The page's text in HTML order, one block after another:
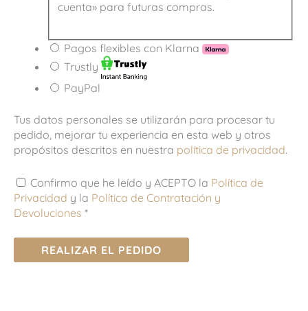
cuenta» para futuras compras.
Pagos flexibles con Klarna
Trustly
PayPal
Tus datos personales se utilizarán para procesar tu
pedido, mejorar tu experiencia en esta web y otros
propósitos descritos en nuestra política de privacidad.
Confirmo que he leído y ACEPTO la Política de
Privacidad y la Política de Contratación y
Devoluciones *
REALIZAR EL PEDIDO